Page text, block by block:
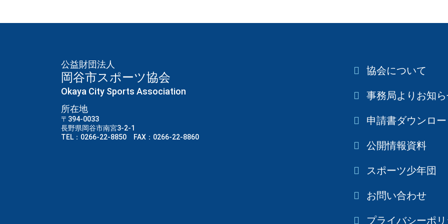
公益財団法人
岡谷市スポーツ協会
Okaya City Sports Association
所在地
〒394-0033
長野県岡谷市南宮3-2-1
TEL：0266-22-8850 FAX：0266-22-8860
協会について
事務局よりお知
申請書ダウンロー
公開情報資料
スポーツ少年団
お問い合わせ
プライバシーポ